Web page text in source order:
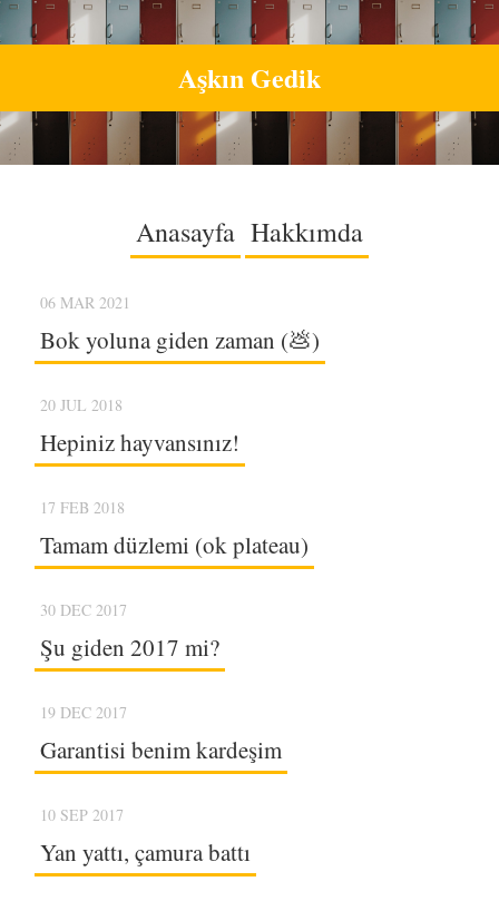
Aşkın Gedik
Anasayfa Hakkımda
06 MAR 2021
Bok yoluna giden zaman (💩)
20 JUL 2018
Hepiniz hayvansınız!
17 FEB 2018
Tamam düzlemi (ok plateau)
30 DEC 2017
Şu giden 2017 mi?
19 DEC 2017
Garantisi benim kardeşim
10 SEP 2017
Yan yattı, çamura battı